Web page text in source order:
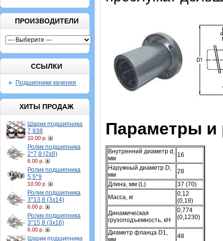
ПРОИЗВОДИТЕЛИ
ССЫЛКИ
Подшипники качения
ХИТЫ ПРОДАЖ
Шарик подшипника
7,938
10.00 р.
Ролик подшипника
2*7,8 (2х8)
6.00 р.
Ролик подшипника
5,5*9
10.00 р.
Ролик подшипника
3*13,8 (3х14)
6.00 р.
Ролик подшипника
3*15,8 (3х16)
6.00 р.
Шарик подшипника
Параметры и
Внутренний диаметр d,
мм
16
Наружный диаметр D,
мм
28
Длина, мм (L)
37 (70)
Масса, кг
0,12
(0,19)
Динамическая
грузоподъемность, кН
0,774
(0,1230)
Диаметр фланца D1,
мм
48